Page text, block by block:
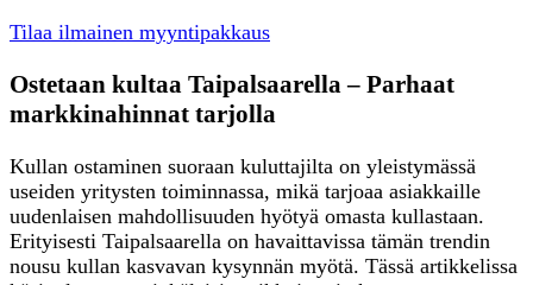
Tilaa ilmainen myyntipakkaus
Ostetaan kultaa Taipalsaarella – Parhaat
markkinahinnat tarjolla
Kullan ostaminen suoraan kuluttajilta on yleistymässä
useiden yritysten toiminnassa, mikä tarjoaa asiakkaille
uudenlaisen mahdollisuuden hyötyä omasta kullastaan.
Erityisesti Taipalsaarella on havaittavissa tämän trendin
nousu kullan kasvavan kysynnän myötä. Tässä artikkelissa